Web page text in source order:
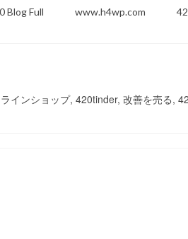
Blog Full www.h4wp.com
ンショップ, 420tinder, 改善を売る,